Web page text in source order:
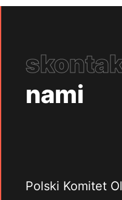
nami
Polski Komitet